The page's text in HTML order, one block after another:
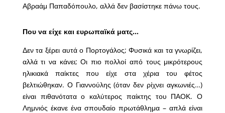
Αβραάμ Παπαδόπουλο, αλλά δεν βασίστηκε πάνω τους.
Που να είχε και ευρωπαϊκά ματς…
Δεν τα ξέρει αυτά ο Πορτογάλος; Φυσικά και τα γνωρίζει,
αλλά τι να κάνει; Οι πιο πολλοί από τους μικρότερους
ηλικιακά παίκτες που είχε στα χέρια του φέτος
βελτιώθηκαν. Ο Γιαννούλης (όταν δεν ρίχνει αγκωνιές…)
είναι πιθανότατα ο καλύτερος παίκτης του ΠΑΟΚ. Ο
Λημνιός έκανε ένα σπουδαίο πρωτάθλημα – απλά είναι